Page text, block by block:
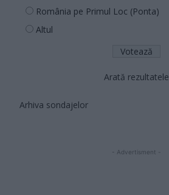
România pe Primul Loc (Ponta)
Altul
Arată rezultatele
Arhiva sondajelor
- Advertisment -